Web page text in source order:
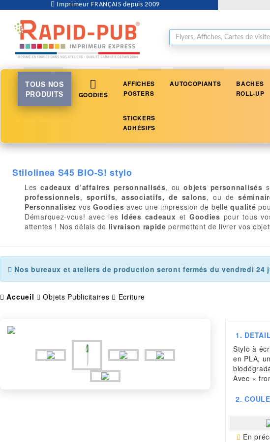
Imprimeur FRANÇAIS depuis 2009
TOUS NOS
PRODUITS
GOODIES
AFFICHES
POSTERS
AUTOCOPIANTS
BACHES
ROLL-UP
STICKERS
ADHÉSIFS
Stilolinea S45 BIO-S! stylo
Lescadeaux d’affaires personnalisés, ouobjets personnalisés
professionnels, sportifs,associatifs, de salons, ou de
Personnalisez vosGoodies avec une impression de bellequalité
Démarquez-vous! avec les Idées cadeaux et Goodies pour tous
attentes ! Nos délais de livraison rapide permettent de livrer vos
Nos bureaux et ateliers de production seront fermés du vendredi
Accueil Objets Publicitaires Ecriture
1.
Stylo à
en PLA,
Avec «
2.
En